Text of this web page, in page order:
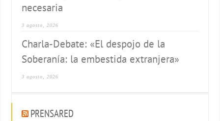
necesaria
3 agosto, 2026
Charla-Debate: «El despojo de la
Soberanía: la embestida extranjera»
3 agosto, 2026
PRENSARED